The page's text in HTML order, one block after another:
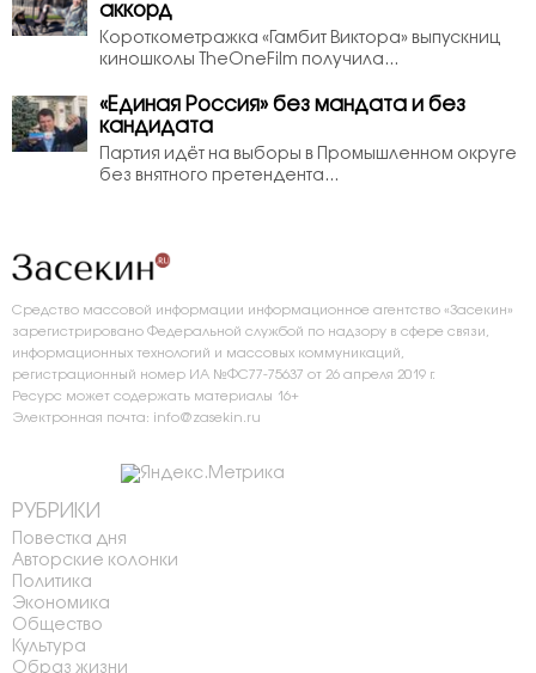
аккорд
Короткометражка «Гамбит Виктора» выпускниц
киношколы TheOneFilm получила...
«Единая Россия» без мандата и без
кандидата
Партия идёт на выборы в Промышленном округе
без внятного претендента...
Средство массовой информации информационное агентство «Засекин»
зарегистрировано Федеральной службой по надзору в сфере связи,
информационных технологий и массовых коммуникаций,
регистрационный номер ИА №ФС77-75637 от 26 апреля 2019 г.
Ресурс может содержать материалы 16+
Электронная почта: info@zasekin.ru
РУБРИКИ
Повестка дня
Авторские колонки
Политика
Экономика
Общество
Культура
Образ жизни